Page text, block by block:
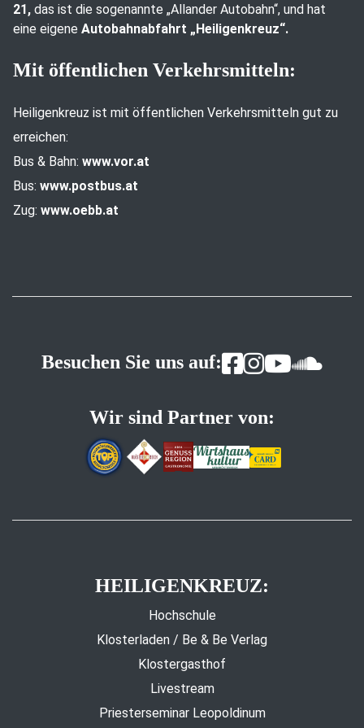
21, das ist die sogenannte „Allander Autobahn“, und hat
eine eigene Autobahnabfahrt „Heiligenkreuz“.
Mit öffentlichen Verkehrsmitteln:
Heiligenkreuz ist mit öffentlichen Verkehrsmitteln gut zu
erreichen:
Bus & Bahn: www.vor.at
Bus: www.postbus.at
Zug: www.oebb.at
Besuchen Sie uns auf:
Wir sind Partner von:
HEILIGENKREUZ:
Hochschule
Klosterladen / Be & Be Verlag
Klostergasthof
Livestream
Priesterseminar Leopoldinum